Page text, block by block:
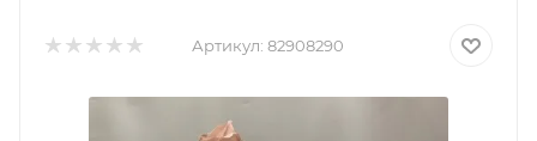
Артикул: 82908290